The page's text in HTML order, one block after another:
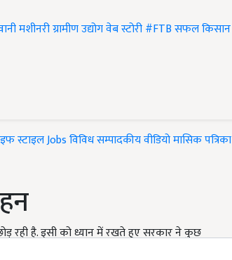
मशीनरीग्रामीण उद्योगवेब स्टोरी#FTBसफल किसान
स्टाइलJobsविविधसम्पादकीयवीडियोमासिक पत्रिका
रही है. इसी को ध्यान में रखते हुए सरकार ने कुछ